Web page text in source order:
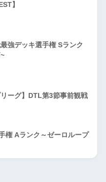
】
強デッキ選手権 Sランク
リーグ】DTL第3節事前観戦
権 Aランク～ゼーロループ